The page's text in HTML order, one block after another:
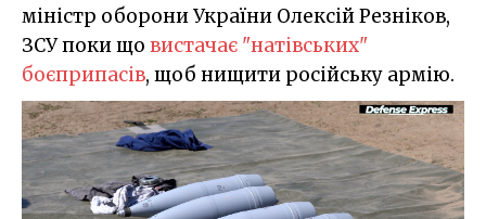
міністр оборони України Олексій Резніков,
ЗСУ поки що вистачає "натівських"
боєприпасів, щоб нищити російську армію.